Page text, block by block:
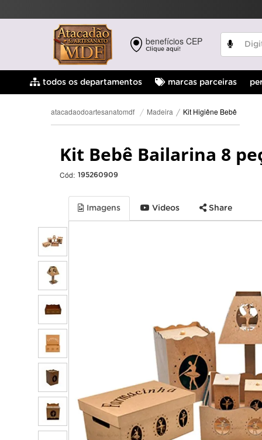
benefícios CEP
Clique aqui!
todos os departamentos marcas parceiras
atacadaodoartesanatomdf Madeira Kit Higiêne Bebê
Kit Bebê Bailarina 8
Cód: 195260909
Imagens Videos Share